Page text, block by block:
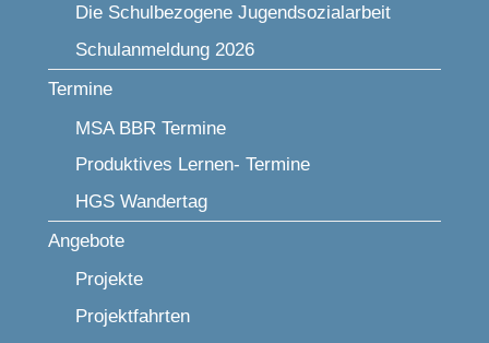
Die Schulbezogene Jugendsozialarbeit
Schulanmeldung 2026
Termine
MSA BBR Termine
Produktives Lernen- Termine
HGS Wandertag
Angebote
Projekte
Projektfahrten